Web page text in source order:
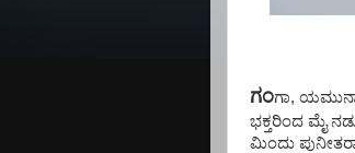
ಗಂಗಾ,
ಭಕ್ತರಿಂದ ಮೈ
ಮಿಂದು